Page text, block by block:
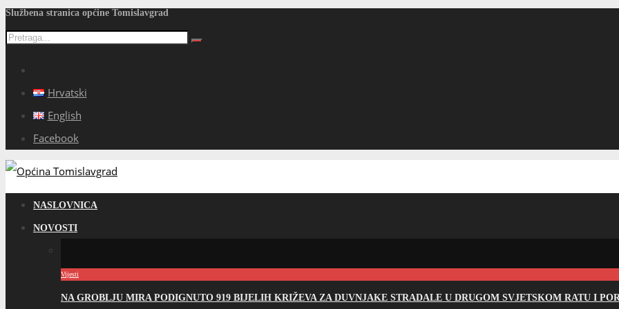
Službena stranica općine Tomislavgrad
Hrvatski
English
Facebook
NASLOVNICA
NOVOSTI
Vijesti
NA GROBLJU MIRA PODIGNUTO 919 BIJELIH KRIŽEVA ZA DUVNJAKE STRADALE U DRUGOM SVJETSKOM RATU I